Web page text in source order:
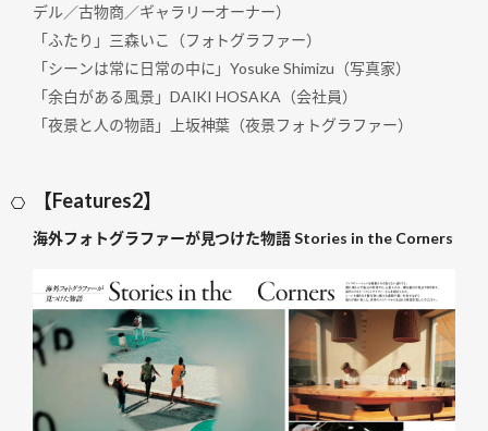
デル／古物商／ギャラリーオーナー）
「ふたり」三森いこ（フォトグラファー）
「シーンは常に日常の中に」Yosuke Shimizu（写真家）
「余白がある風景」DAIKI HOSAKA（会社員）
「夜景と人の物語」上坂神葉（夜景フォトグラファー）
【Features2】
海外フォトグラファーが見つけた物語 Stories in the Corners